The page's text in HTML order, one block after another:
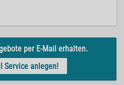
per E-Mail erhalten.
Service anlegen!